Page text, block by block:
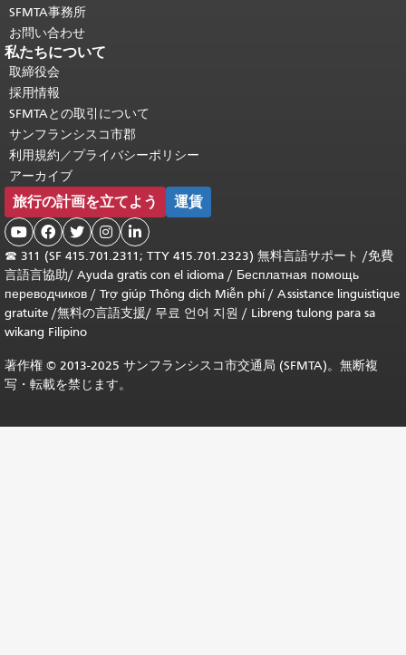
SFMTA事務所
お問い合わせ
私たちについて
取締役会
採用情報
SFMTAとの取引について
サンフランシスコ市郡
利用規約／プライバシーポリシー
アーカイブ
旅行の計画を立てよう 運賃
    
☎ 311 (SF 415.701.2311; TTY 415.701.2323) 無料言語サポート /免費
言語言協助/ Ayuda gratis con el idioma / Бесплатная помощь
переводчиков / Trợ giúp Thông dịch Miễn phí/ Assistance linguistique
gratuite /無料の言語支援/ 무료 언어 지원 / Libreng tulong para sa
wikang Filipino
著作権 © 2013-2025 サンフランシスコ市交通局 (SFMTA)。無断複
写・転載を禁じます。